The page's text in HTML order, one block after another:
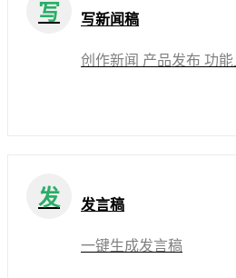
写 写新闻稿
创作新闻 产品发布 功
发 发言稿
一键生成发言稿